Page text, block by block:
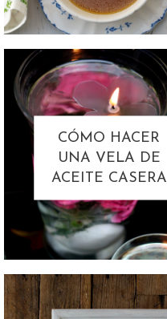
CÓMO HACER
UNA VELA DE
ACEITE CASERA